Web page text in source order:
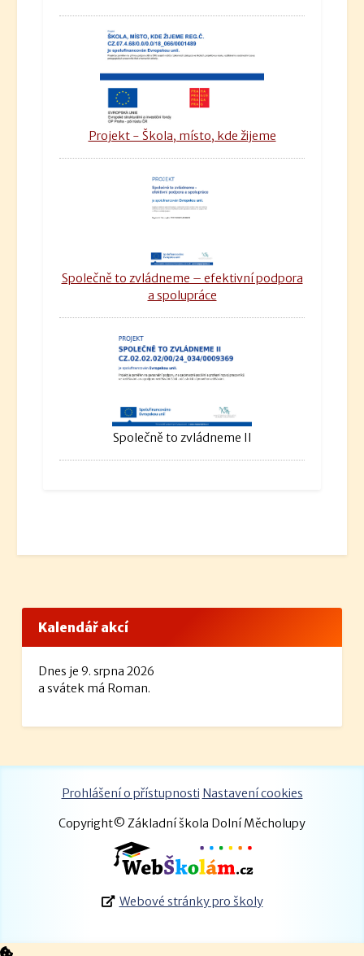
Projekt - Škola, místo, kde žijeme
Společně to zvládneme – efektivní podpora
a spolupráce
Společně to zvládneme II
Kalendář akcí
Dnes je 9. srpna 2026
a svátek má Roman.
Prohlášení o přístupnosti Nastavení cookies
Copyright© Základní škola Dolní Měcholupy
Webové stránky pro školy